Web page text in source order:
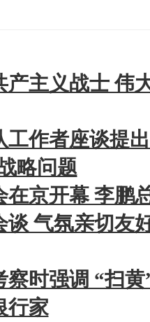
产主义战士 伟
工作者座谈提
略问题
在京开幕 李鹏
谈 气氛亲切友
时强调 “扫
行家